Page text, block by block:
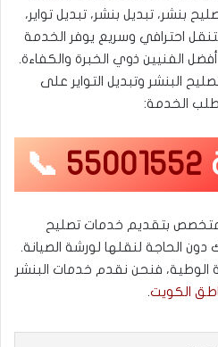
بنشر، تبديل بنشر، تبديل تواير،
احترافي وسريع يوفر الخدمة
البنشر وتبديل التواير على
الخدمة:
55001552
📞
بتقديم خدمات تصليح
الحاجة لنقلها لورشة الصيانة.
الوطية، فنحن نقدم خدمات البنشر
الكويت.